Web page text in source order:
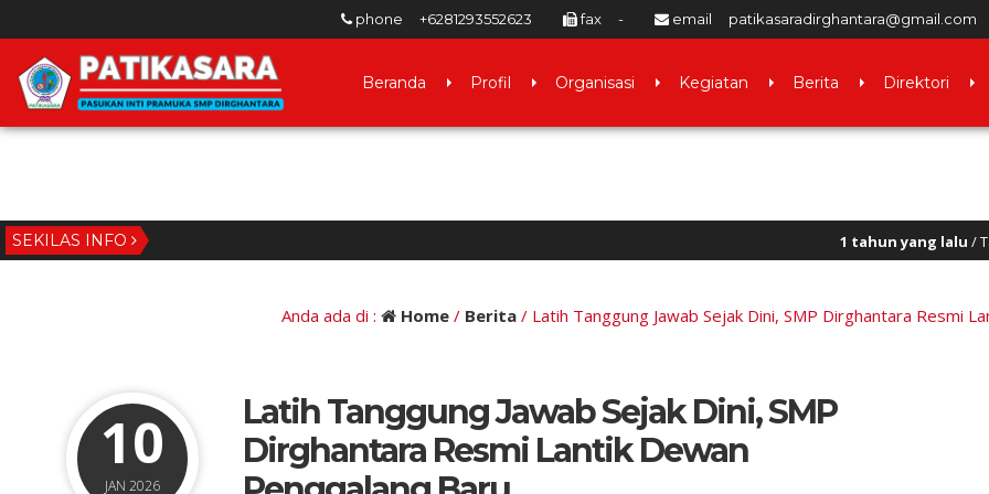
phone +6281293552623 fax - email patikasaradirghantara@gmail.com
Beranda Profil Organisasi Kegiatan Berita Direktori
SEKILAS INFO / Tak ada pelaut
Anda ada di : Home/ Berita/ Latih Tanggung Jawab Sejak Dini, SMP Dirghantara Resmi
10
JAN 2026
Latih Tanggung Jawab Sejak Dini, SMP
Dirghantara Resmi Lantik Dewan